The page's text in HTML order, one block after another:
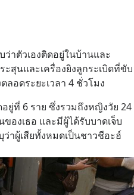
าตัวเองติดอยู่ในบ้านและ
สุนและเครื่องยิงลูกระเบิดที่ขับ
ลอดระยะเวลา 4 ชั่วโมง
ยู่ที่ 6 ราย ซึ่งรวมถึงหญิงวัย 24
งเธอ และมีผู้ได้รับบาดเจ็บ
าผู้เสียทั้งหมดเป็นชาวชีอะฮ์